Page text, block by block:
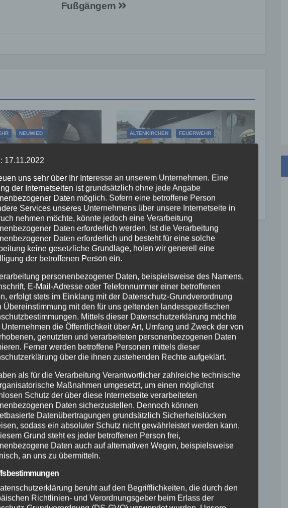
Fußgängern
NEUWIED
Jahre
System:
50 Einsätze in
Asbach
2026
ALTENKIRCHEN FEUERWEHR
hinter
leerstehendem
Gebäude sorgt für
Feuerwehreinsatz
2. AUG. 2026
17.11.2022
uns sehr über Ihr Interesse an unserem Unternehmen. Eine
der Internetseiten ist grundsätzlich ohne jede Angabe
Daten möglich. Sofern eine betroffene Person
Services unseres Unternehmens über unsere Internetseite in
nehmen möchte, könnte jedoch eine Verarbeitung
Daten erforderlich werden. Ist die Verarbeitung
Daten erforderlich und besteht für eine solche
keine gesetzliche Grundlage, holen wir generell eine
der betroffenen Person ein.
personenbezogener Daten, beispielsweise des Namens,
E-Mail-Adresse oder Telefonnummer einer betroffenen
erfolgt stets im Einklang mit der Datenschutz-Grundverordnung
Übereinstimmung mit den für uns geltenden landesspezifischen
Mittels dieser Datenschutzerklärung möchte
Unternehmen die Öffentlichkeit über Art, Umfang und Zweck der von
genutzten und verarbeiteten personenbezogenen Daten
Ferner werden betroffene Personen mittels dieser
über die ihnen zustehenden Rechte aufgeklärt.
als für die Verarbeitung Verantwortlicher zahlreiche technische
Maßnahmen umgesetzt, um einen möglichst
Schutz der über diese Internetseite verarbeiteten
Daten sicherzustellen. Dennoch können
Datenübertragungen grundsätzlich Sicherheitslücken
sodass ein absoluter Schutz nicht gewährleistet werden kann.
Grund steht es jeder betroffenen Person frei,
Daten auch auf alternativen Wegen, beispielsweise
an uns zu übermitteln.
beruht auf den Begrifflichkeiten, die durch den
Richtlinien- und Verordnungsgeber beim Erlass der